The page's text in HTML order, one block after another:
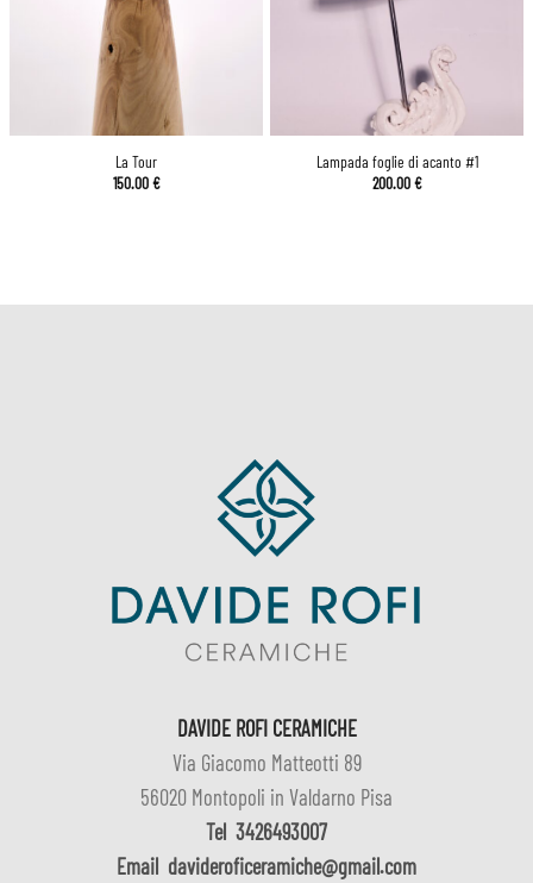
La Tour
150.00€
Lampada foglie di acanto #1
200.00€
DAVIDE ROFI CERAMICHE
Via Giacomo Matteotti 89
56020 Montopoli in Valdarno Pisa
Tel 3426493007
Email davideroficeramiche@gmail.com